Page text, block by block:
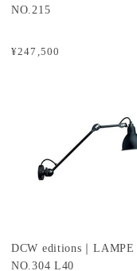
¥247,500
NO.215
DCW editions｜LAMPE
NO.304 L40